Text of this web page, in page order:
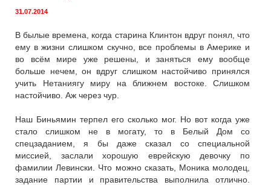
31.07.2014
В былые времена, когда старина Клинтон вдруг понял, что
ему в жизни слишком скучно, все проблемы в Америке и
во всём мире уже решены, и заняться ему вообще
больше нечем, он вдруг слишком настойчиво принялся
учить Нетаниягу миру на ближнем востоке. Слишком
настойчиво. Аж через чур.
Наш Биньямин терпел его сколько мог. Но вот когда уже
стало слишком не в могату, то в Белый Дом со
спецзаданием, я бы даже сказал со специальной
миссией, заслали хорошую еврейскую девочку по
фамилии Левински. Что можно сказать, Моника молодец,
задание партии и правительства выполнила отлично.